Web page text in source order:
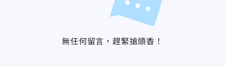
無任何留言，趕緊搶頭香！